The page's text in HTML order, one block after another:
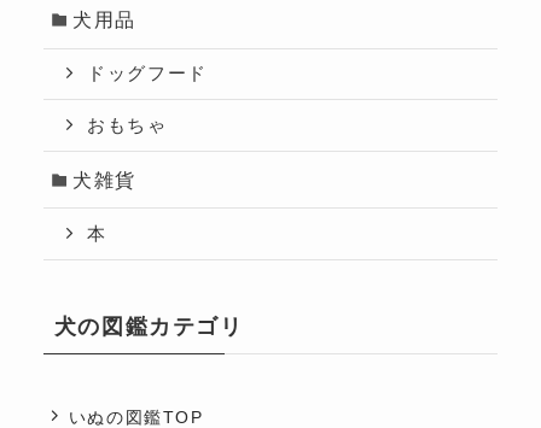
犬用品
ドッグフード
おもちゃ
犬雑貨
本
犬の図鑑カテゴリ
いぬの図鑑TOP